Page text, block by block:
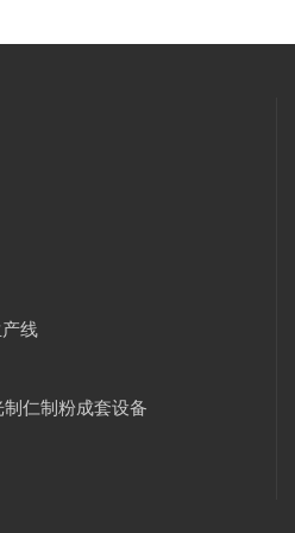
线
仁制粉成套设备